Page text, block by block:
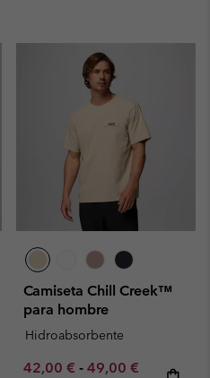
Camiseta Chill Creek™
para hombre
Hidroabsorbente
Minimum sale price:
42,00 € - Maximum sale
49,00 € Regular